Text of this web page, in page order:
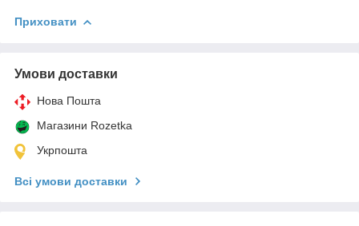
Приховати
Умови доставки
Нова Пошта
Магазини Rozetka
Укрпошта
Всі умови доставки